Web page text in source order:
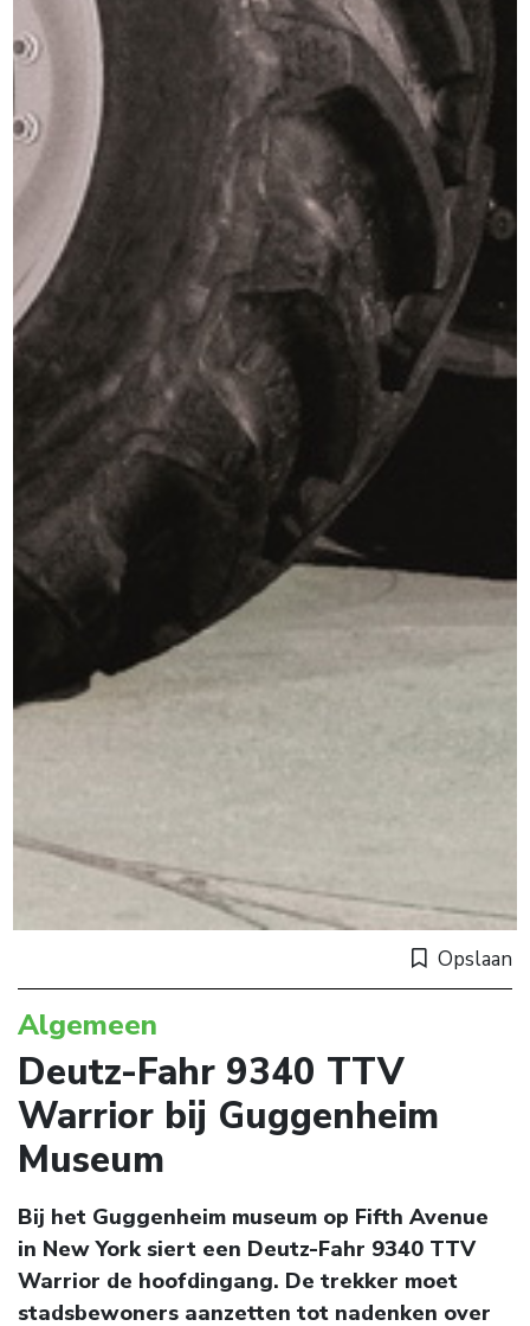
Opslaan
Algemeen
Deutz-Fahr 9340 TTV
Warrior bij Guggenheim
Museum
Bij het Guggenheim museum op Fifth Avenue
in New York siert een Deutz-Fahr 9340 TTV
Warrior de hoofdingang. De trekker moet
stadsbewoners aanzetten tot nadenken over